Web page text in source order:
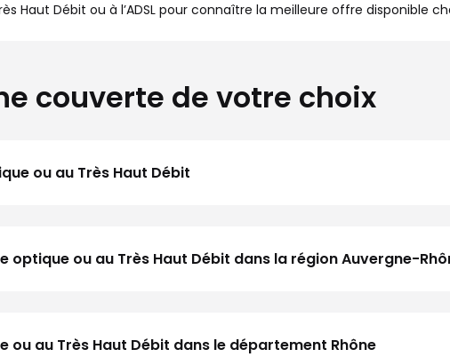
Haut Débit ou à l’ADSL pour connaître la meilleure offre disponible
couverte de votre choix
ou au Très Haut Débit
ou au Très Haut Débit dans la région Auvergne-
ou au Très Haut Débit dans le département Rhône